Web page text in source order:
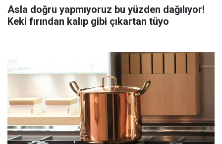
Asla doğru yapmıyoruz bu yüzden dağılıyor!
Keki fırından kalıp gibi çıkartan tüyo